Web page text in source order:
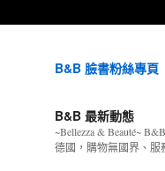
B&B 臉書粉絲專頁
B&B 最新動態
~Bellezza & Beauté~
德國，購物無國界、服